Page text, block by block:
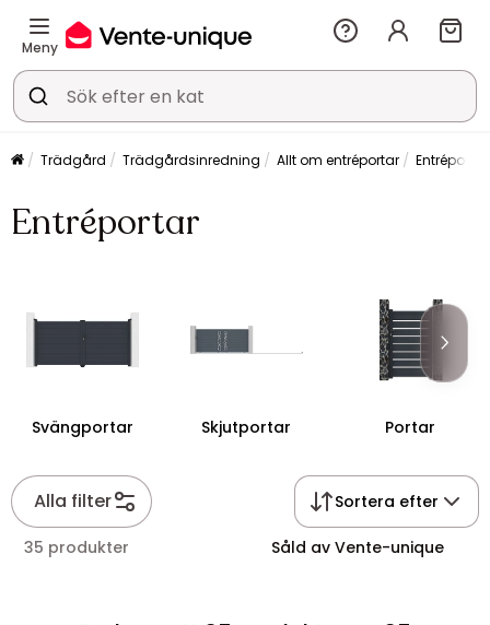
Meny
Trädgård Trädgårdsinredning Allt om entréportar Entréportar
Entréportar
Svängportar Skjutportar Portar
Alla filter Sortera efter
35 produkter Såld av Vente-unique